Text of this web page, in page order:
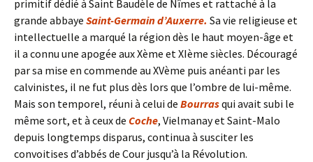
primitif dédié à Saint Baudèle de Nîmes et rattaché à la
grande abbaye Saint-Germain d’Auxerre. Sa vie religieuse et
intellectuelle a marqué la région dès le haut moyen-âge et
il a connu une apogée aux Xème et XIème siècles. Découragé
par sa mise en commende au XVème puis anéanti par les
calvinistes, il ne fut plus dès lors que l’ombre de lui-même.
Mais son temporel, réuni à celui de Bourrasqui avait subi le
même sort, et à ceux de Coche, Vielmanay et Saint-Malo
depuis longtemps disparus, continua à susciter les
convoitises d’abbés de Cour jusqu’à la Révolution.